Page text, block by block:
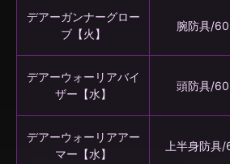
デアーガンナーグロー
ブ【火】
腕防具/60
デアーウォーリアバイ
ザー【水】
頭防具/60
デアーウォーリアアー
マー【水】
上半身防具/